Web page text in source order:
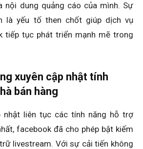
dung quảng cáo của mình. Sự
là yếu tố then chốt giúp dịch vụ
tiếp tục phát triển mạnh mẽ trong
xuyên cập nhật tính
bán hàng
nhật liên tục các tính năng hỗ trợ
facebook đã cho phép bật kiếm
livestream. Với sự cải tiến không